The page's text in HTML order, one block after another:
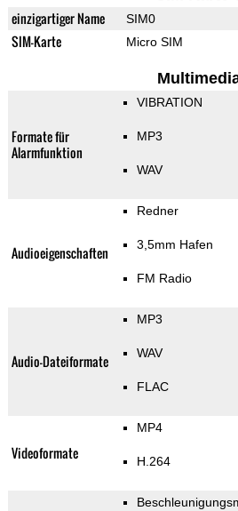
einzigartiger Name SIM0
SIM-Karte Micro SIM
Formate für
Alarmfunktion
VIBRATION
MP3
WAV
Audioeigenschaften
Redner
3,5mm Hafen
FM Radio
Audio-Dateiformate
MP3
WAV
FLAC
Videoformate
MP4
H.264